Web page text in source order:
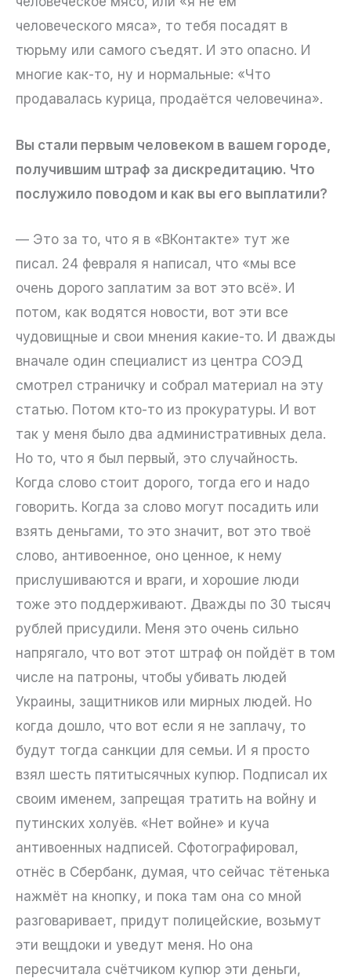
человеческого мяса», то тебя посадят в
тюрьму или самого съедят. И это опасно. И
многие как-то, ну и нормальные: «Что
продавалась курица, продаётся человечина».
Вы стали первым человеком в вашем городе,
получившим штраф за дискредитацию. Что
послужило поводом и как вы его выплатили?
— Это за то, что я в «ВКонтакте» тут же
писал. 24 февраля я написал, что «мы все
очень дорого заплатим за вот это всё». И
потом, как водятся новости, вот эти все
чудовищные и свои мнения какие-то. И дважды
вначале один специалист из центра СОЭД
смотрел страничку и собрал материал на эту
статью. Потом кто-то из прокуратуры. И вот
так у меня было два административных дела.
Но то, что я был первый, это случайность.
Когда слово стоит дорого, тогда его и надо
говорить. Когда за слово могут посадить или
взять деньгами, то это значит, вот это твоё
слово, антивоенное, оно ценное, к нему
прислушиваются и враги, и хорошие люди
тоже это поддерживают. Дважды по 30 тысяч
рублей присудили. Меня это очень сильно
напрягало, что вот этот штраф он пойдёт в том
числе на патроны, чтобы убивать людей
Украины, защитников или мирных людей. Но
когда дошло, что вот если я не заплачу, то
будут тогда санкции для семьи. И я просто
взял шесть пятитысячных купюр. Подписал их
своим именем, запрещая тратить на войну и
путинских холуёв. «Нет войне» и куча
антивоенных надписей. Сфотографировал,
отнёс в Сбербанк, думая, что сейчас тётенька
нажмёт на кнопку, и пока там она со мной
разговаривает, придут полицейские, возьмут
эти вещдоки и уведут меня. Но она
пересчитала счётчиком купюр эти деньги,